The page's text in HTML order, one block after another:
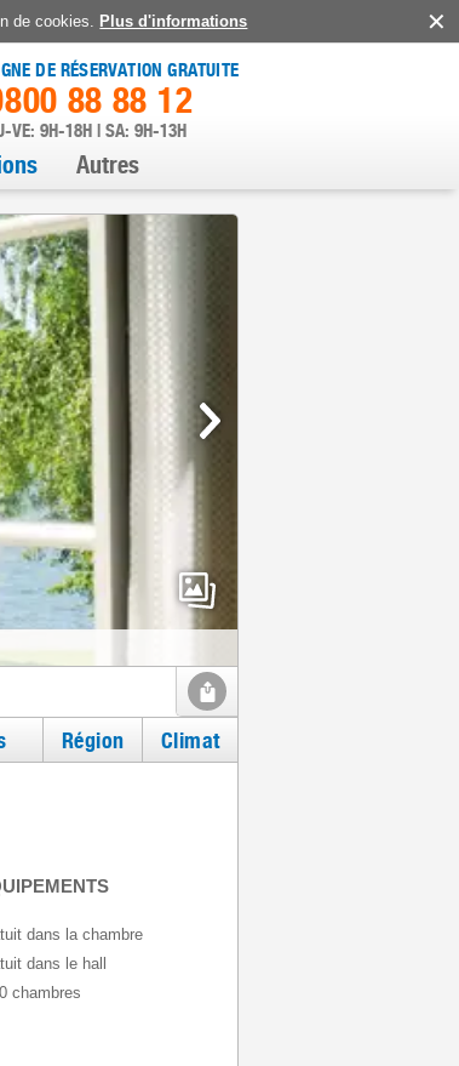
de cookies. Plus d'informations
DE RÉSERVATION GRATUITE
88 88 12
VE: 9H-18H | SA: 9H-13H
Autres
Région Climat
dans la chambre
dans le hall
chambres